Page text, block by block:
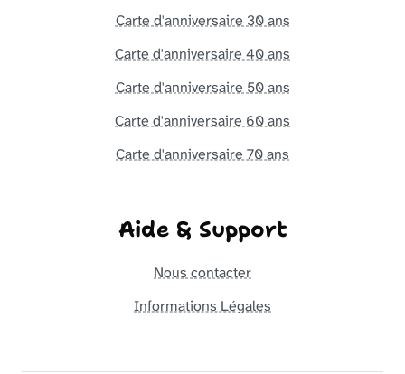
Carte d'anniversaire 30 ans
Carte d'anniversaire 40 ans
Carte d'anniversaire 50 ans
Carte d'anniversaire 60 ans
Carte d'anniversaire 70 ans
Aide & Support
Nous contacter
Informations Légales